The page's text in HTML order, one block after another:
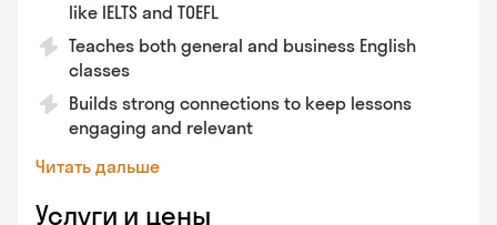
like IELTS and TOEFL
Teaches both general and business English
classes
Builds strong connections to keep lessons
engaging and relevant
Читать дальше
Услуги и цены